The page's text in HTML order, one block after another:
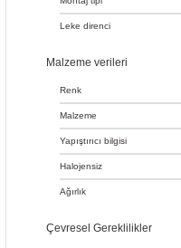
Leke direnci
Malzeme verileri
Renk
Malzeme
Yapıştırıcı bilgisi
Halojensiz
Ağırlık
Çevresel Gereklilikler